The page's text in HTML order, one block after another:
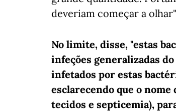
deveriam começar a
No limite, disse, "estas
infeções generalizadas
infetados por estas
esclarecendo que o
tecidos e septicemia),